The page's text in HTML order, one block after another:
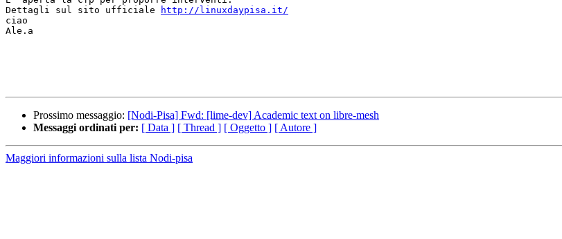
Dettagli sul sito ufficiale
http://linuxdaypisa.it/
ciao
Ale.a
Prossimo messaggio: [Nodi-Pisa] Fwd: [lime-dev] Academic text on libre-mesh
Messaggi ordinati per: [ Data ] [ Thread ] [ Oggetto ] [ Autore ]
Maggiori informazioni sulla lista Nodi-pisa